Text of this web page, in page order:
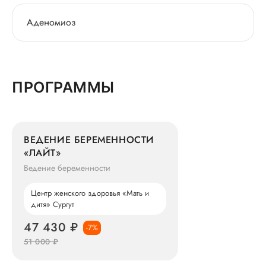
Аденомиоз
ПРОГРАММЫ
ВЕДЕНИЕ БЕРЕМЕННОСТИ
«ЛАЙТ»
Ведение беременности
Центр женского здоровья «Мать и
дитя» Сургут
47 430 ₽
-7%
51 000 ₽